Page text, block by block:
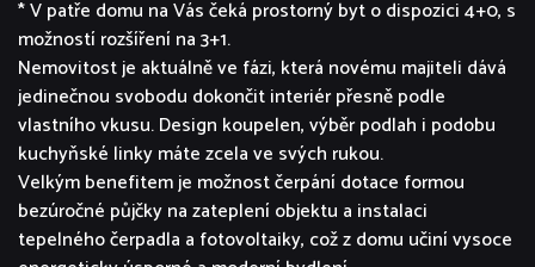
* V patře domu na Vás čeká prostorný byt o dispozici 4+0, s
možností rozšíření na 3+1.
Nemovitost je aktuálně ve fázi, která novému majiteli dává
jedinečnou svobodu dokončit interiér přesně podle
vlastního vkusu. Design koupelen, výběr podlah i podobu
kuchyňské linky máte zcela ve svých rukou.
Velkým benefitem je možnost čerpání dotace formou
bezúročné půjčky na zateplení objektu a instalaci
tepelného čerpadla a fotovoltaiky, což z domu učiní vysoce